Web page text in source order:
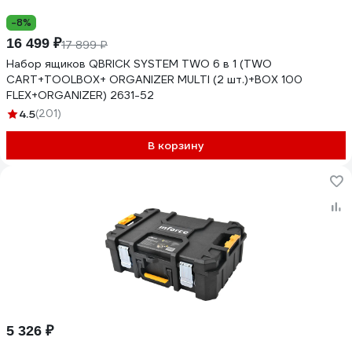
-8%
16 499 ₽17 899 ₽
Набор ящиков QBRICK SYSTEM TWO 6 в 1 (TWO
CART+TOOLBOX+ ORGANIZER MULTI (2 шт.)+BOX 100
FLEX+ORGANIZER) 2631-52
4.5(201)
В корзину
5 326 ₽